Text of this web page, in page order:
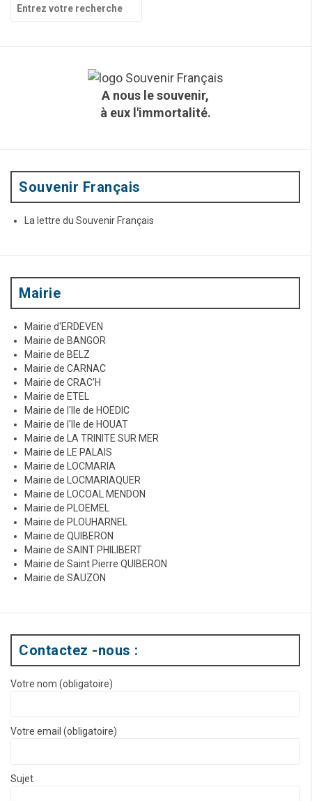
r
A nous le souvenir,
à eux l'immortalité.
Souvenir Français
La lettre du Souvenir Français
Mairie
Mairie d'ERDEVEN
Mairie de BANGOR
Mairie de BELZ
Mairie de CARNAC
Mairie de CRAC'H
Mairie de ETEL
Mairie de l'Ile de HOËDIC
Mairie de l'Ile de HOUAT
Mairie de LA TRINITE SUR MER
Mairie de LE PALAIS
Mairie de LOCMARIA
Mairie de LOCMARIAQUER
Mairie de LOCOAL MENDON
Mairie de PLOEMEL
Mairie de PLOUHARNEL
Mairie de QUIBERON
Mairie de SAINT PHILIBERT
Mairie de Saint Pierre QUIBERON
Mairie de SAUZON
Contactez -nous :
Votre nom (obligatoire)
Votre email (obligatoire)
Sujet